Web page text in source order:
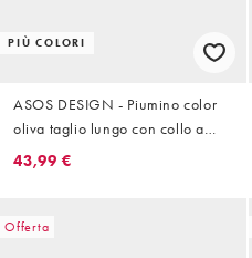
PIÙ COLORI
ASOS DESIGN - Piumino color
oliva taglio lungo con collo a
imbuto
43,99 €
Offerta